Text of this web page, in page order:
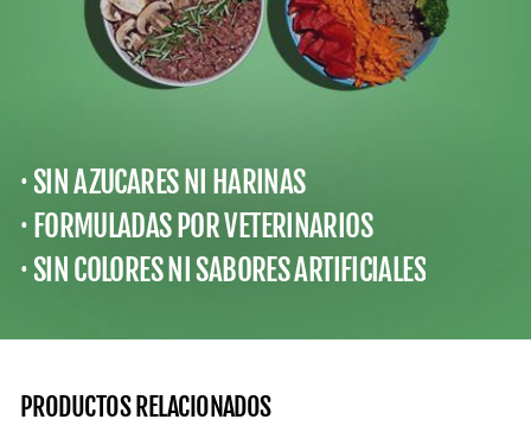
· SIN AZUCARES NI HARINAS
· FORMULADAS POR VETERINARIOS
· SIN COLORES NI SABORES ARTIFICIALES
PRODUCTOS RELACIONADOS